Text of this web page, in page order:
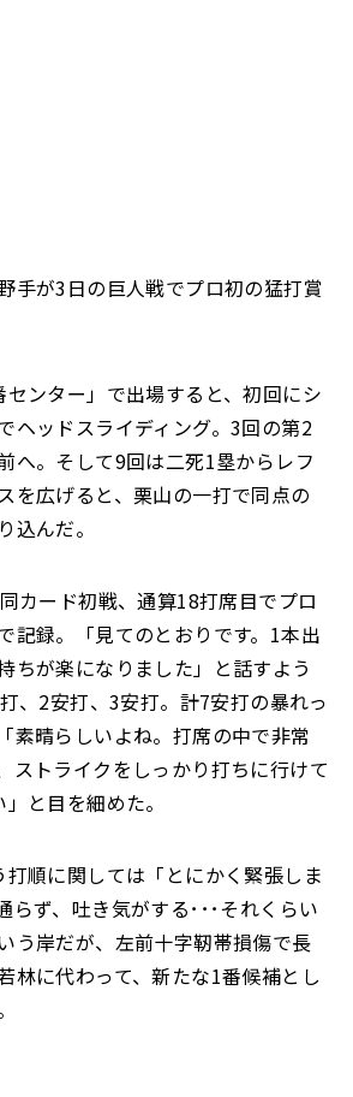
手が3日の巨人戦でプロ初の猛打賞
ンター」で出場すると、初回にシ
ヘッドスライディング。3回の第2
へ。そして9回は二死1塁からレフ
を広げると、栗山の一打で同点の
込んだ。
カード初戦、通算18打席目でプロ
記録。「見てのとおりです。1本出
ちが楽になりました」と話すよう
、2安打、3安打。計7安打の暴れっ
素晴らしいよね。打席の中で非常
ストライクをしっかり打ちに行けて
と目を細めた。
順に関しては「とにかく緊張しま
らず、吐き気がする･･･それくらい
う岸だが、左前十字靭帯損傷で長
林に代わって、新たな1番候補とし